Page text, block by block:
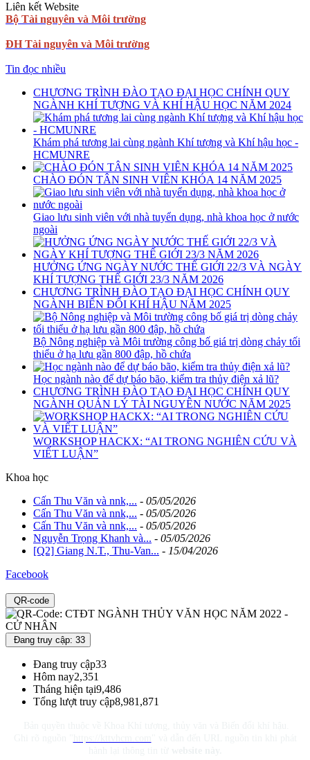
Liên kết Website
Bộ Tài nguyên và Môi trường
ĐH Tài nguyên và Môi trường
Tin đọc nhiều
CHƯƠNG TRÌNH ĐÀO TẠO ĐẠI HỌC CHÍNH QUY
NGÀNH KHÍ TƯỢNG VÀ KHÍ HẬU HỌC NĂM 2024
Khám phá tương lai cùng ngành Khí tượng và Khí hậu học -
HCMUNRE
CHÀO ĐÓN TÂN SINH VIÊN KHÓA 14 NĂM 2025
Giao lưu sinh viên với nhà tuyển dụng, nhà khoa học ở nước
ngoài
HƯỞNG ỨNG NGÀY NƯỚC THẾ GIỚI 22/3 VÀ NGÀY
KHÍ TƯỢNG THẾ GIỚI 23/3 NĂM 2026
CHƯƠNG TRÌNH ĐÀO TẠO ĐẠI HỌC CHÍNH QUY
NGÀNH BIẾN ĐỔI KHÍ HẬU NĂM 2025
Bộ Nông nghiệp và Môi trường công bố giá trị dòng chảy tối
thiểu ở hạ lưu gần 800 đập, hồ chứa
Học ngành nào để dự báo bão, kiểm tra thủy điện xả lũ?
CHƯƠNG TRÌNH ĐÀO TẠO ĐẠI HỌC CHÍNH QUY
NGÀNH QUẢN LÝ TÀI NGUYÊN NƯỚC NĂM 2025
WORKSHOP HACKX: “AI TRONG NGHIÊN CỨU VÀ
VIẾT LUẬN”
Khoa học
Cấn Thu Văn và nnk,... - 05/05/2026
Cấn Thu Văn và nnk,... - 05/05/2026
Cấn Thu Văn và nnk,... - 05/05/2026
Nguyễn Trọng Khanh và... - 05/05/2026
[Q2] Giang N.T., Thu-Van... - 15/04/2026
Facebook
QR-code
Đang truy cập: 33
Đang truy cập33
Hôm nay2,351
Tháng hiện tại9,486
Tổng lượt truy cập8,981,871